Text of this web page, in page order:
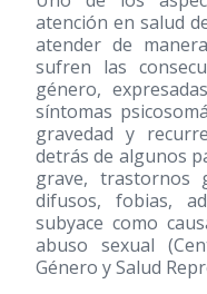
atención en salud
atender de
sufren las
género,
síntomas
gravedad y
detrás de algunos
grave, trastornos
difusos, fobias,
subyace como
abuso sexual
Género y Salud